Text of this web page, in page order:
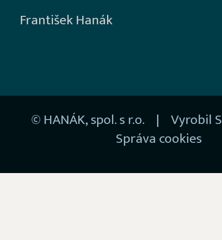
František Hanák
© HANÁK, spol. s r.o. | Vyrobil
Správa cookies